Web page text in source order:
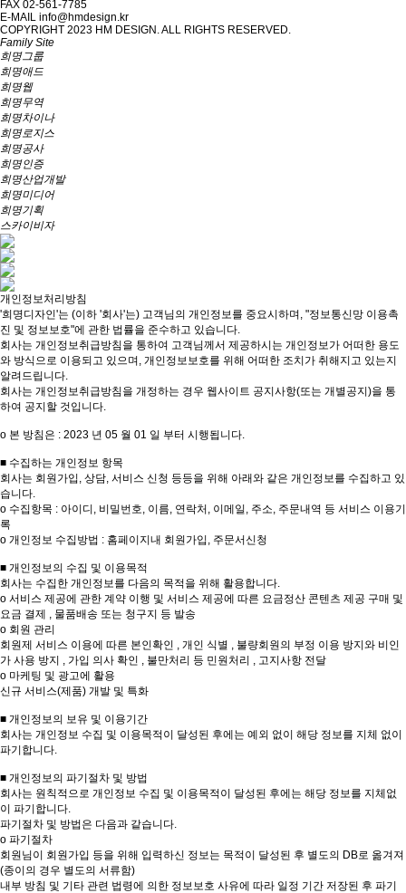
FAX 02-561-7785
E-MAIL info@hmdesign.kr
COPYRIGHT 2023 HM DESIGN. ALL RIGHTS RESERVED.
Family Site
희명그룹
희명애드
희명웹
희명무역
희명차이나
희명로지스
희명공사
희명인증
희명산업개발
희명미디어
희명기획
스카이비자
개인정보처리방침
'희명디자인'는 (이하 '회사'는) 고객님의 개인정보를 중요시하며, "정보통신망 이용촉
진 및 정보보호"에 관한 법률을 준수하고 있습니다.
회사는 개인정보취급방침을 통하여 고객님께서 제공하시는 개인정보가 어떠한 용도
와 방식으로 이용되고 있으며, 개인정보보호를 위해 어떠한 조치가 취해지고 있는지
알려드립니다.
회사는 개인정보취급방침을 개정하는 경우 웹사이트 공지사항(또는 개별공지)을 통
하여 공지할 것입니다.
ο 본 방침은 : 2023 년 05 월 01 일 부터 시행됩니다.
■ 수집하는 개인정보 항목
회사는 회원가입, 상담, 서비스 신청 등등을 위해 아래와 같은 개인정보를 수집하고 있
습니다.
ο 수집항목 : 아이디, 비밀번호, 이름, 연락처, 이메일, 주소, 주문내역 등 서비스 이용기
록
ο 개인정보 수집방법 : 홈페이지내 회원가입, 주문서신청
■ 개인정보의 수집 및 이용목적
회사는 수집한 개인정보를 다음의 목적을 위해 활용합니다.
ο 서비스 제공에 관한 계약 이행 및 서비스 제공에 따른 요금정산 콘텐츠 제공 구매 및
요금 결제 , 물품배송 또는 청구지 등 발송
ο 회원 관리
회원제 서비스 이용에 따른 본인확인 , 개인 식별 , 불량회원의 부정 이용 방지와 비인
가 사용 방지 , 가입 의사 확인 , 불만처리 등 민원처리 , 고지사항 전달
ο 마케팅 및 광고에 활용
신규 서비스(제품) 개발 및 특화
■ 개인정보의 보유 및 이용기간
회사는 개인정보 수집 및 이용목적이 달성된 후에는 예외 없이 해당 정보를 지체 없이
파기합니다.
■ 개인정보의 파기절차 및 방법
회사는 원칙적으로 개인정보 수집 및 이용목적이 달성된 후에는 해당 정보를 지체없
이 파기합니다.
파기절차 및 방법은 다음과 같습니다.
ο 파기절차
회원님이 회원가입 등을 위해 입력하신 정보는 목적이 달성된 후 별도의 DB로 옮겨져
(종이의 경우 별도의 서류함)
내부 방침 및 기타 관련 법령에 의한 정보보호 사유에 따라 일정 기간 저장된 후 파기